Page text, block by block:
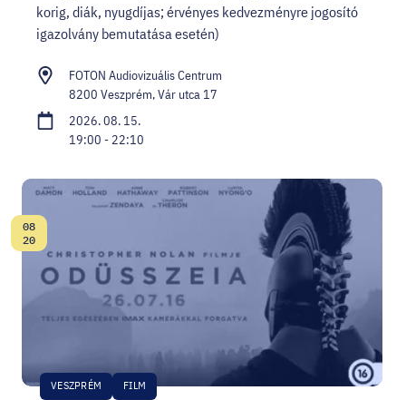
korig, diák, nyugdíjas; érvényes kedvezményre jogosító
igazolvány bemutatása esetén)
FOTON Audiovizuális Centrum
8200 Veszprém, Vár utca 17
2026. 08. 15.
19:00 - 22:10
VESZPRÉM FILM
Dátum:
08
20